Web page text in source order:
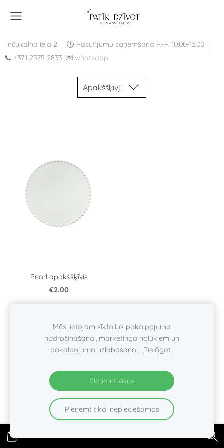
Inčukalna iela 2 | 🕐 Pasūtījumu saņemšana P.-P. 10:00-13:00 |
📞 +371 2575 2833 💌 whatsapp
Apakššķīvji
Pearl apakššķīvis
€2.00
IEDVESMA SĪKDATNES
Mēs lietojam sīkfailus pakalpojuma
nodrošināšanai, mārketinga nolūkiem un
pakalpojuma uzlabošanai. Pielāgot
Pieņemt visus
Pieņemt tikai nepieciešamos